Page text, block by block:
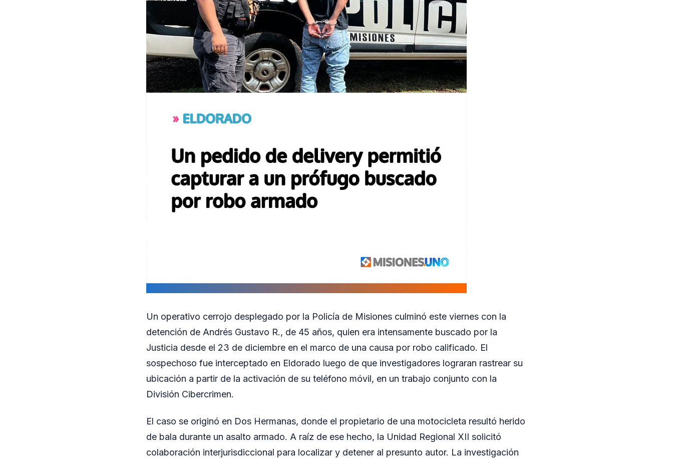
Un operativo cerrojo desplegado por la Policía de Misiones culminó este viernes con la
detención de Andrés Gustavo R., de 45 años, quien era intensamente buscado por la
Justicia desde el 23 de diciembre en el marco de una causa por robo calificado. El
sospechoso fue interceptado en Eldorado luego de que investigadores lograran rastrear su
ubicación a partir de la activación de su teléfono móvil, en un trabajo conjunto con la
División Cibercrimen.
El caso se originó en Dos Hermanas, donde el propietario de una motocicleta resultó herido
de bala durante un asalto armado. A raíz de ese hecho, la Unidad Regional XII solicitó
colaboración interjurisdiccional para localizar y detener al presunto autor. La investigación